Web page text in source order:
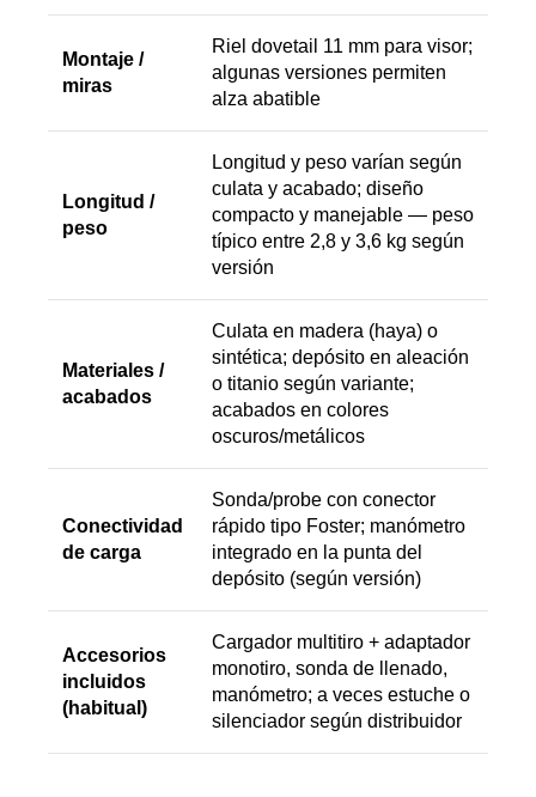
Montaje /
miras
Riel dovetail 11 mm para visor;
algunas versiones permiten
alza abatible
Longitud /
peso
Longitud y peso varían según
culata y acabado; diseño
compacto y manejable — peso
típico entre 2,8 y 3,6 kg según
versión
Materiales /
acabados
Culata en madera (haya) o
sintética; depósito en aleación
o titanio según variante;
acabados en colores
oscuros/metálicos
Conectividad
de carga
Sonda/probe con conector
rápido tipo Foster; manómetro
integrado en la punta del
depósito (según versión)
Accesorios
incluidos
(habitual)
Cargador multitiro + adaptador
monotiro, sonda de llenado,
manómetro; a veces estuche o
silenciador según distribuidor